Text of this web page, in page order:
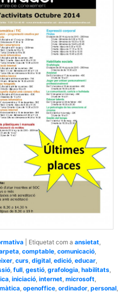
Etiquetat com a ansietat,
,comptable,comunicació,
,curs,digital,edició,educar,
,full,gestió,grafologia,habilitats,
,iniciació,internet,microsoft,
,openoffice,ordinador,personal,